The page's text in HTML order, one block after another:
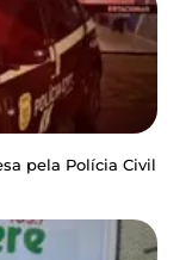
pela Polícia Civil